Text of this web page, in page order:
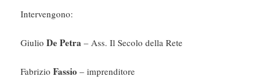
Intervengono:
GiulioDe Petra – Ass. Il Secolo della Rete
FabrizioFassio – imprenditore